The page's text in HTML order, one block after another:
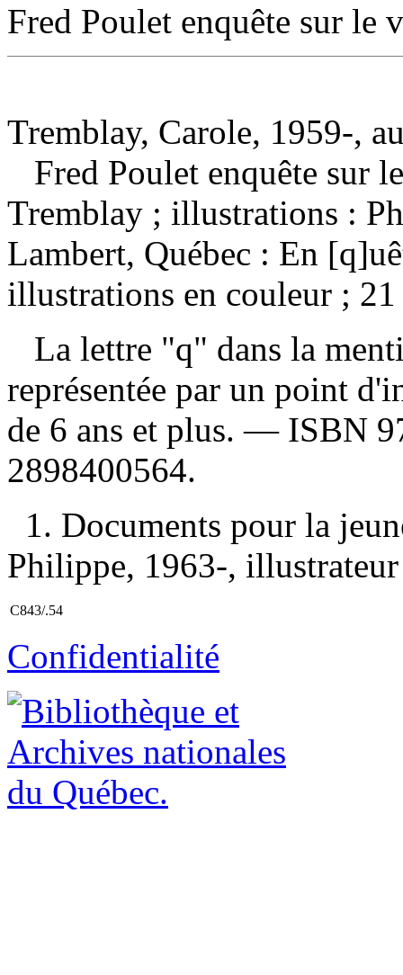
Fred Poulet enquête sur le
Tremblay, Carole, 1959-,
Fred Poulet enquête sur
Tremblay ; illustrations :
Lambert, Québec : En
illustrations en couleur ;
La lettre "q" dans la
représentée par un point
de 6 ans et plus. — ISBN
2898400564.
1. Documents pour la
Philippe, 1963-,
C843/.54
Confidentialité